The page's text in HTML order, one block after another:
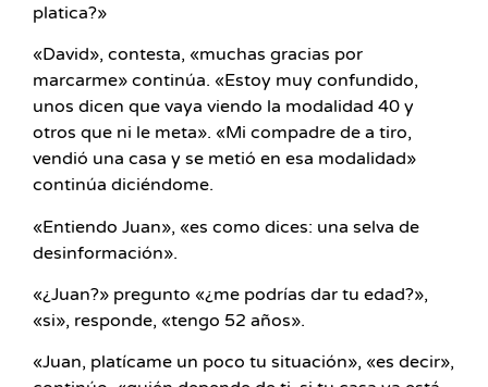
platica?»
«David», contesta, «muchas gracias por
marcarme» continúa. «Estoy muy confundido,
unos dicen que vaya viendo la modalidad 40 y
otros que ni le meta». «Mi compadre de a tiro,
vendió una casa y se metió en esa modalidad»
continúa diciéndome.
«Entiendo Juan», «es como dices: una selva de
desinformación».
«¿Juan?» pregunto «¿me podrías dar tu edad?»,
«si», responde, «tengo 52 años».
«Juan, platícame un poco tu situación», «es decir»,